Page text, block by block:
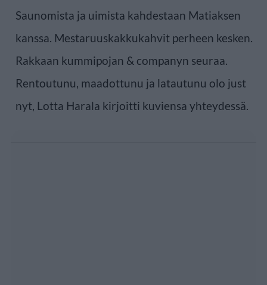
Saunomista ja uimista kahdestaan Matiaksen
kanssa. Mestaruuskakkukahvit perheen kesken.
Rakkaan kummipojan & companyn seuraa.
Rentoutunu, maadottunu ja latautunu olo just
nyt, Lotta Harala kirjoitti kuviensa yhteydessä.